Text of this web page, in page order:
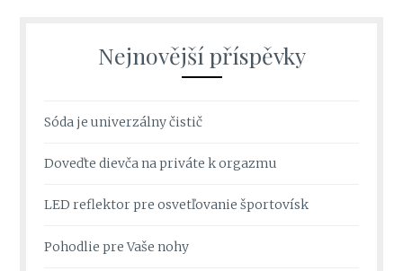
Nejnovější příspěvky
Sóda je univerzálny čistič
Doveďte dievča na priváte k orgazmu
LED reflektor pre osvetľovanie športovísk
Pohodlie pre Vaše nohy